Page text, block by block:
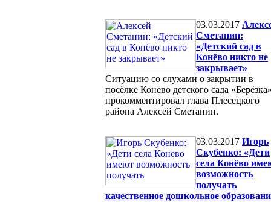
03.03.2017
Сметанин:
«Детский сад в
Конёво никто не
закрывает»
Ситуацию со слухами о закрытии в
посёлке Конёво детского сада
прокомментировал глава Плесецкого
района Алексей Сметанин.
03.03.2017 Игорь
Скубенко: «Дети
села Конёво
возможность
получать
качественное дошкольное